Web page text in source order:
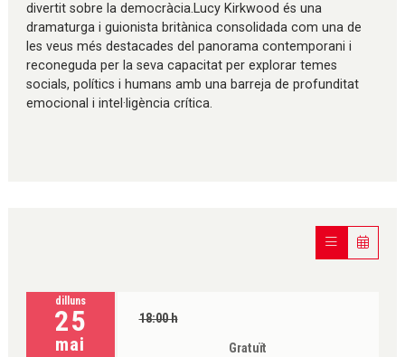
divertit sobre la democràcia.Lucy Kirkwood és una
dramaturga i guionista britànica consolidada com una de
les veus més destacades del panorama contemporani i
reconeguda per la seva capacitat per explorar temes
socials, polítics i humans amb una barreja de profunditat
emocional i intel·ligència crítica.
dilluns
25
mai
18:00 h
Gratuït